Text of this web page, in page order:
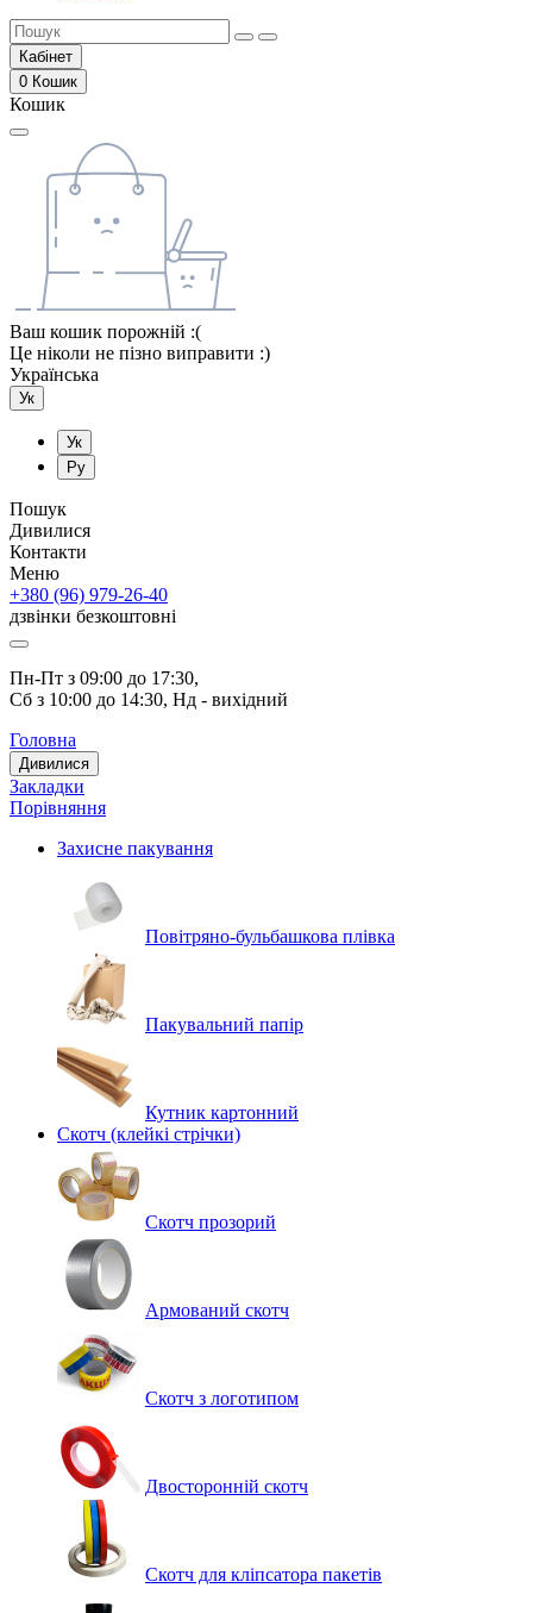
Кабінет
0 Кошик
Кошик
Ваш кошик порожній :(
Це ніколи не пізно виправити :)
Українська
Ук
Ук
Ру
Пошук
Дивилися
Контакти
Меню
+380 (96) 979-26-40
дзвінки безкоштовні
Пн-Пт з 09:00 до 17:30,
Сб з 10:00 до 14:30, Нд - вихідний
Головна
Дивилися
Закладки
Порівняння
Захисне пакування
Повітряно-бульбашкова плівка
Пакувальний папір
Кутник картонний
Скотч (клейкі стрічки)
Скотч прозорий
Армований скотч
Скотч з логотипом
Двосторонній скотч
Скотч для кліпсатора пакетів